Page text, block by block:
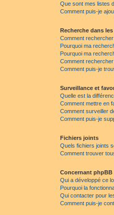
Que sont mes listes
Comment puis-je
Recherche dans
Comment
Pourquoi ma
Pourquoi ma
Comment
Comment puis-je
Surveillance et
Quelle est la
Comment mettre en
Comment surveiller
Comment puis-je
Fichiers joints
Quels fichiers joints
Comment trouver
Concernant phpBB
Qui a développé ce
Pourquoi la
Qui contacter pour
Comment puis-je